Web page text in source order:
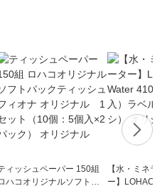
ィッシュペーパー 150組
ハコオリジナルソフトパ
【水・ミネラ
ー】LOHACO